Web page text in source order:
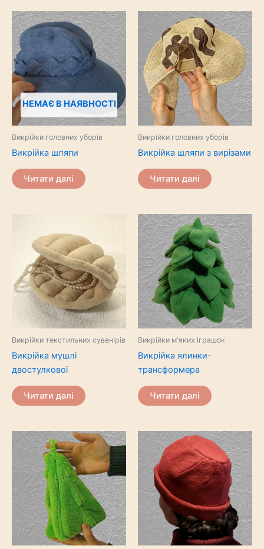
НЕМАЄ В НАЯВНОСТІ
Викрійки головних уборів
Викрійка шляпи
Читати далі
Викрійки головних уборів
Викрійка шляпи з вирізами
Читати далі
Викрійки текстильних сувенірів
Викрійка мушлі
двостулкової
Читати далі
Викрійки м'яких іграшок
Викрійка ялинки-
трансформера
Читати далі